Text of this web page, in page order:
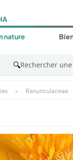
nature
🔍Rechercher
> Ranunculaceae